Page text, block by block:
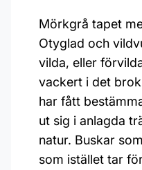
Mörkgrå tapet
Otyglad och
vilda, eller
vackert i det
har fått
ut sig i anlagda
natur. Buskar
som istället tar